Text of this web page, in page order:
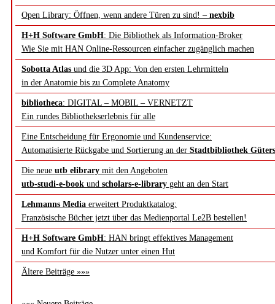
Open Library: Öffnen, wenn andere Türen zu sind! – nexbib
H+H Software GmbH: Die Bibliothek als Information-Broker
Wie Sie mit HAN Online-Ressourcen einfacher zugänglich machen
Sobotta Atlas und die 3D App: Von den ersten Lehrmitteln
in der Anatomie bis zu Complete Anatomy
bibliotheca: DIGITAL – MOBIL – VERNETZT
Ein rundes Bibliothekserlebnis für alle
Eine Entscheidung für Ergonomie und Kundenservice:
Automatisierte Rückgabe und Sortierung an der Stadtbibliothek
Die neue utb elibrary mit den Angeboten
utb-studi-e-book und scholars-e-library geht an den Start
Lehmanns Media erweitert Produktkatalog:
Französische Bücher jetzt über das Medienportal Le2B bestellen!
H+H Software GmbH: HAN bringt effektives Management
und Komfort für die Nutzer unter einen Hut
Ältere Beiträge »»»